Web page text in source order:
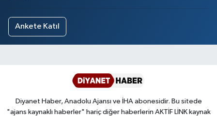
Ankete Katıl
Diyanet Haber, Anadolu Ajansı ve İHA abonesidir. Bu sitede
"ajans kaynaklı haberler" hariç diğer haberlerin AKTİF LİNK kaynak